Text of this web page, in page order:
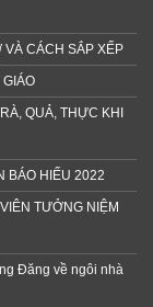
VÀ CÁCH SẮP XẾP
QUẢ, THỰC KHI
BÁO HIẾU 2022
TƯỞNG NIỆM
Đăng về ngôi nhà